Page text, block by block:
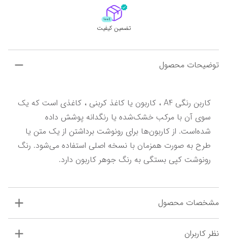
تضمین کیفیت
توضیحات محصول
رونوشت کپی بستگی به رنگ جوهر کاربون دارد.
مشخصات محصول
نظر کاربران